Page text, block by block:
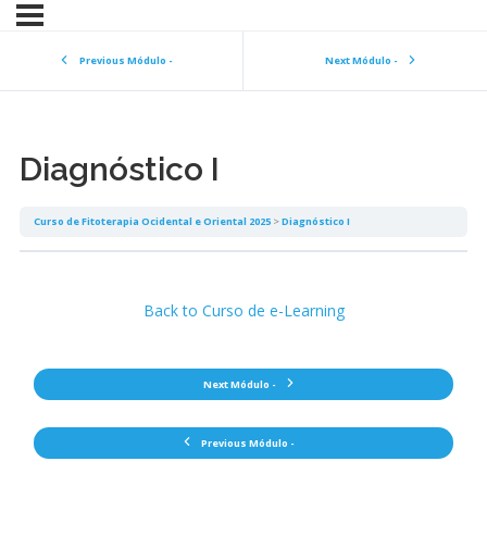
Previous Módulo - Next Módulo -
Diagnóstico I
Curso de Fitoterapia Ocidental e Oriental 2025 Diagnóstico I
Previous Módulo -
Back to Curso de e-Learning
Next Módulo -